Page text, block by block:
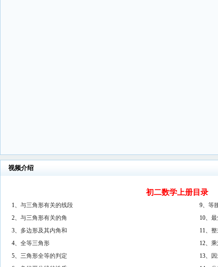
视频介绍
初二数学上册目录
1、 与三角形有关的线段 9、 等
2、 与三角形有关的角 10、
3、 多边形及其内角和 11、
4、 全等三角形 12、
5、 三角形全等的判定 13、